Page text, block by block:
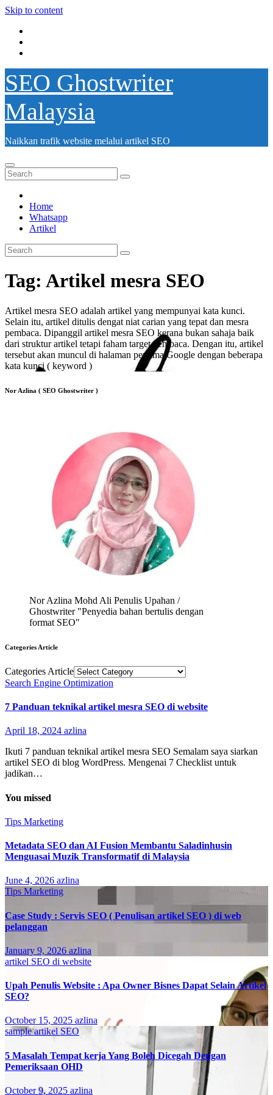
Skip to content
SEO Ghostwriter
Malaysia
Naikkan trafik website melalui artikel SEO
Home
Whatsapp
Artikel
Tag: Artikel mesra SEO
Artikel mesra SEO adalah artikel yang mempunyai kata kunci.
Selain itu, artikel ditulis dengat niat carian yang tepat dan mesra
pembaca. Dipanggil artikel mesra SEO kerana bukan sahaja baik
dari struktur artikel tetapi faham target pembaca. Dengan itu, artikel
tersebut akan muncul di halaman pertama Google dengan beberapa
kata kunci ( keyword )
Nor Azlina ( SEO Ghostwriter )
Nor Azlina Mohd Ali Penulis Upahan /
Ghostwriter "Penyedia bahan bertulis dengan
format SEO"
Categories Article
Categories Article
Search Engine Optimization
7 Panduan teknikal artikel mesra SEO di website
April 18, 2024 azlina
Ikuti 7 panduan teknikal artikel mesra SEO Semalam saya siarkan
artikel SEO di blog WordPress. Mengenai 7 Checklist untuk
jadikan…
You missed
Tips Marketing
Metadata SEO dan AI Fusion Membantu Saladinhusin
Menguasai Muzik Transformatif di Malaysia
June 4, 2026 azlina
Tips Marketing
Case Study : Servis SEO ( Penulisan artikel SEO ) di web
pelanggan
January 9, 2026 azlina
artikel SEO di website
Upah Penulis Website : Apa Owner Bisnes Dapat Selain Artikel
SEO?
October 15, 2025 azlina
sample artikel SEO
5 Masalah Tempat kerja Yang Boleh Dicegah Dengan
Pemeriksaan OHD
October 9, 2025 azlina